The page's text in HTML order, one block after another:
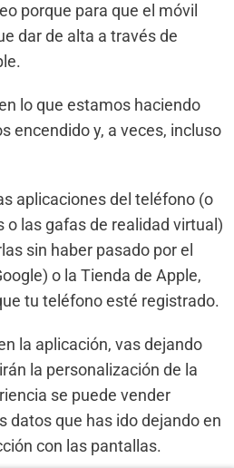
porque para que el móvil
dar de alta a través de
lo que estamos haciendo
encendido y, a veces, incluso
aplicaciones del teléfono (o
o las gafas de realidad virtual)
sin haber pasado por el
o la Tienda de Apple,
tu teléfono esté registrado.
la aplicación, vas dejando
la personalización de la
se puede vender
datos que has ido dejando en
con las pantallas.